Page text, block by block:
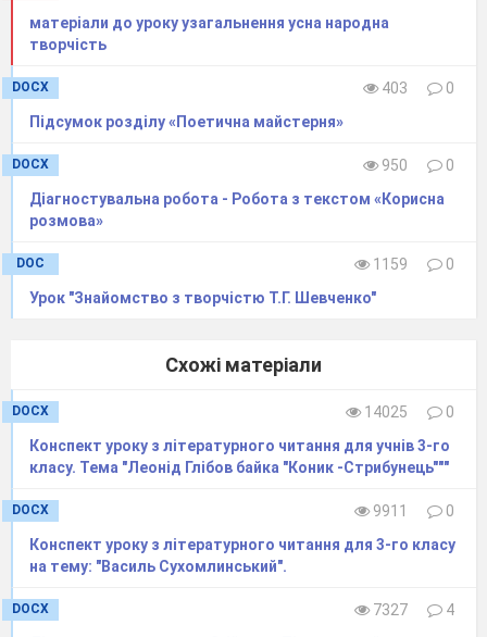
матеріали до уроку узагальнення усна народна
творчість
DOCX 403
0
Підсумок розділу «Поетична майстерня»
DOCX 950
0
Діагностувальна робота - Робота з текстом «Корисна
розмова»
DOC 1159
0
Урок "Знайомство з творчістю Т.Г. Шевченко"
Схожі матеріали
DOCX 14025
0
Конспект уроку з літературного читання для учнів 3-го
класу. Тема "Леонід Глібов байка "Коник -Стрибунець"""
DOCX 9911
0
Конспект уроку з літературного читання для 3-го класу
на тему: "Василь Сухомлинський".
DOCX 7327
4